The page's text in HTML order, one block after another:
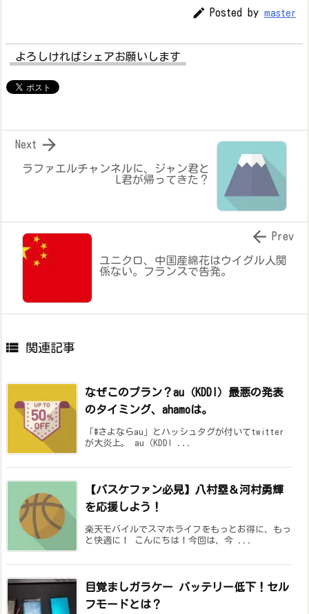
 Posted by master
よろしければシェアお願いします
ラファエルチャンネルに、ジャン君と
L君が帰ってきた？

Next
ユニクロ、中国産綿花はウイグル人関
係ない。フランスで告発。
 Prev
 関連記事
なぜこのプラン？au（KDDI）最悪の発表
のタイミング、ahamoは。
「#さよならau」とハッシュタグが付いてtwitter
が大炎上。 au（KDDI ...
【バスケファン必見】八村塁＆河村勇輝
を応援しよう！
楽天モバイルでスマホライフをもっとお得に、もっ
と快適に！ こんにちは！今回は、今 ...
目覚ましガラケー バッテリー低下！セル
フモードとは？